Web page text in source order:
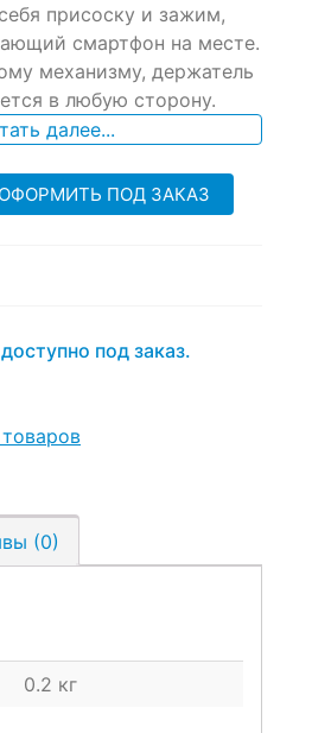
присоску и зажим,
смартфон на месте.
механизму, держатель
в любую сторону.
далее...
ОФОРМИТЬ ПОД ЗАКАЗ
под заказ.
(0)
0.2 кг